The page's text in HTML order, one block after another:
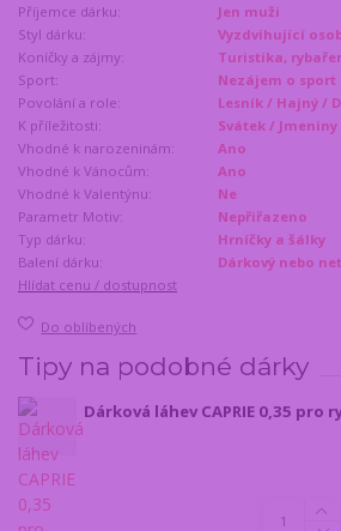
Příjemce dárku:
Jen muži
Styl dárku:
Vyzdvihující
Koníčky a zájmy:
Turistika,
Sport:
Nezájem o sport
Povolání a role:
Lesník / Hajný /
K příležitosti:
Svátek / Jmeniny
Vhodné k narozeninám:
Ano
Vhodné k Vánocům:
Ano
Vhodné k Valentýnu:
Ne
Parametr Motiv:
Nepřiřazeno
Typ dárku:
Hrníčky a šálky
Balení dárku:
Dárkový nebo
Hlídat cenu / dostupnost
Do oblíbených
Tipy na podobné dárky
Dárková láhev CAPRIE 0,35 pro